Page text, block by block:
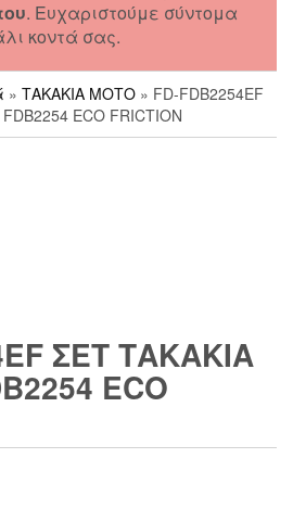
. Ευχαριστούμε σύντομα
κοντά σας.
» ΤΑΚΑΚΙΑ ΜΟΤΟ » FD-FDB2254EF
ECO FRICTION
ΣΕΤ ΤΑΚΑΚΙΑ
ECO